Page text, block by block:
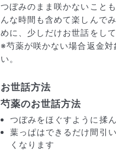
つぼみのまま咲かないこと
んな時間も含めて楽しんで
めに、少しだけお世話をし
※芍薬が咲かない場合返金対
い。
お世話方法
芍薬のお世話方法
つぼみをほぐすように揉
葉っぱはできるだけ間引
くなります